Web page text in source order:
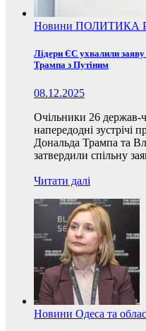
Новини ПОЛИТИКА
Лідери ЄС ухвалили заяву
Трампа з Путіним
08.12.2025
Очільники 26 держав-
напередодні зустрічі
Дональда Трампа та
затвердили спільну
Читати далі
Новини Одеса та